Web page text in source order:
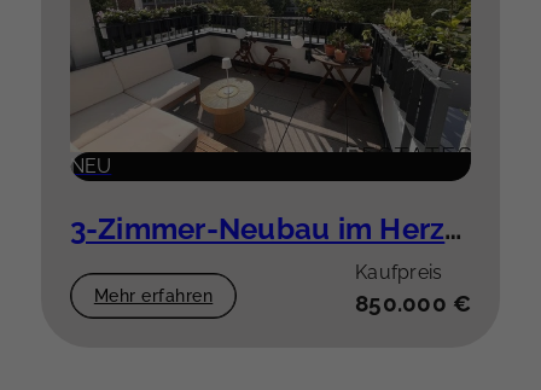
NEU
3-Zimmer-Neubau im Herzen der Stadt
Mehr erfahren
Kaufpreis
850.000 €